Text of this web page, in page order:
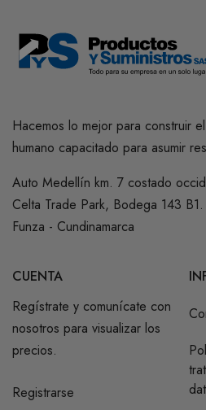
Hacemos lo mejor para construir
humano capacitado para asumir
Auto Medellín km. 7 costado
Celta Trade Park, Bodega 143 B1.
Funza - Cundinamarca
CUENTA
Regístrate y comunícate con
nosotros para visualizar los
precios.
Registrarse